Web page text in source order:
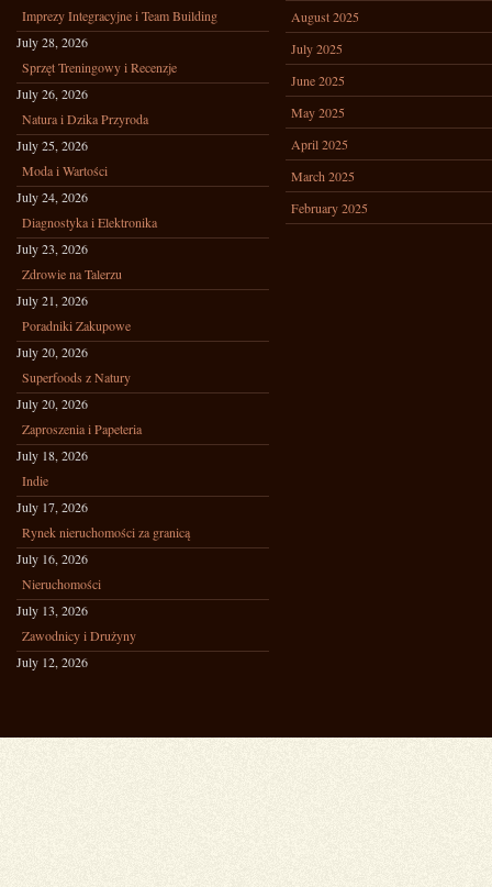
Imprezy Integracyjne i Team Building
July 28, 2026
Sprzęt Treningowy i Recenzje
July 26, 2026
Natura i Dzika Przyroda
July 25, 2026
Moda i Wartości
July 24, 2026
Diagnostyka i Elektronika
July 23, 2026
Zdrowie na Talerzu
July 21, 2026
Poradniki Zakupowe
July 20, 2026
Superfoods z Natury
July 20, 2026
Zaproszenia i Papeteria
July 18, 2026
Indie
July 17, 2026
Rynek nieruchomości za granicą
July 16, 2026
Nieruchomości
July 13, 2026
Zawodnicy i Drużyny
July 12, 2026
August 2025
July 2025
June 2025
May 2025
April 2025
March 2025
February 2025